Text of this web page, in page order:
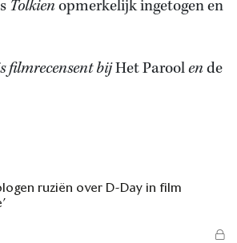
Tolkienopmerkelijk ingetogen en
filmrecensent bijHet Paroolende
ruziën over D-Day in film